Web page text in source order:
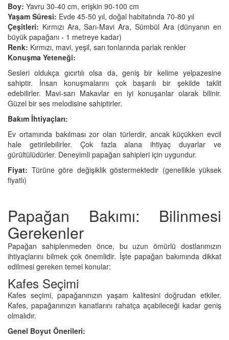
Boy: Yavru 30-40 cm, erişkin 90-100 cm
Yaşam Süresi: Evde 45-50 yıl, doğal habitatında 70-80 yıl
Çeşitleri: Kırmızı Ara, Sarı-Mavi Ara, Sümbül Ara (dünyanın en
büyük papağanı - 1 metreye kadar)
Renk: Kırmızı, mavi, yeşil, sarı tonlarında parlak renkler
Konuşma Yeteneği:
Sesleri oldukça gıcırtılı olsa da, geniş bir kelime yelpazesine
sahiptir. İnsan konuşmalarını çok başarılı bir şekilde taklit
edebilirler. Mavi-sarı Makavlar en iyi konuşanlar olarak bilinir.
Güzel bir ses melodisine sahiptirler.
Bakım İhtiyaçları:
Ev ortamında bakılması zor olan türlerdir, ancak küçükken evcil
hale getirilebilirler. Çok fazla alana ihtiyaç duyarlar ve
gürültülüdürler. Deneyimli papağan sahipleri için uygundur.
Fiyat: Türüne göre değişiklik göstermektedir (genellikle yüksek
fiyatlı)
Papağan Bakımı: Bilinmesi
Gerekenler
Papağan sahiplenmeden önce, bu uzun ömürlü dostlarımızın
ihtiyaçlarını bilmek çok önemlidir. İşte papağan bakımında dikkat
edilmesi gereken temel konular:
Kafes Seçimi
Kafes seçimi, papağanınızın yaşam kalitesini doğrudan etkiler.
Kafes, papağanınızın kanatlarını rahatça açabileceği kadar geniş
olmalıdır.
Genel Boyut Önerileri: